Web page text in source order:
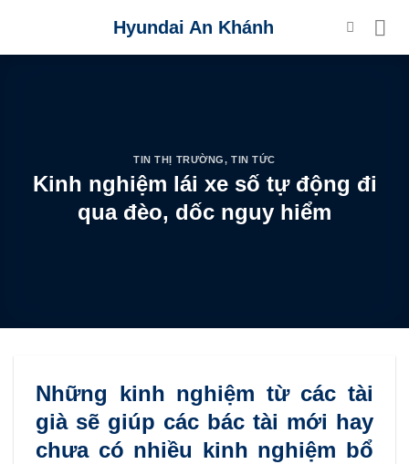
content
Hyundai An Khánh
TIN THỊ TRƯỜNG,TIN TỨC
Kinh nghiệm lái xe số tự động đi
qua đèo, dốc nguy hiểm
Những kinh nghiệm từ các tài
già sẽ giúp các bác tài mới hay
chưa có nhiều kinh nghiệm bổ